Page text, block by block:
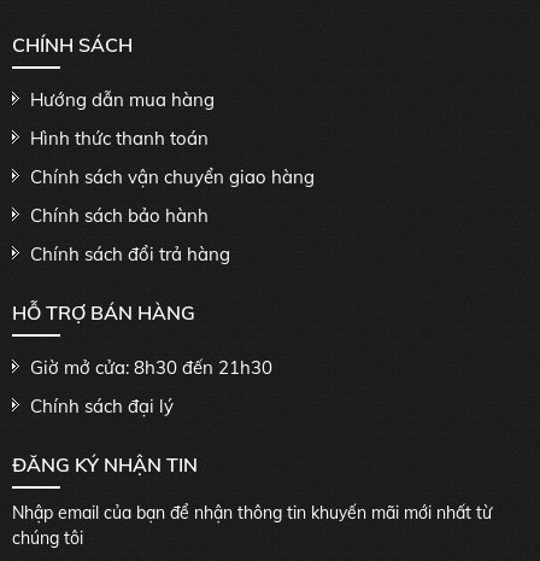
CHÍNH SÁCH
Hướng dẫn mua hàng
Hình thức thanh toán
Chính sách vận chuyển giao hàng
Chính sách bảo hành
Chính sách đổi trả hàng
HỖ TRỢ BÁN HÀNG
Giờ mở cửa: 8h30 đến 21h30
Chính sách đại lý
ĐĂNG KÝ NHẬN TIN
Nhập email của bạn để nhận thông tin khuyến mãi mới nhất từ
chúng tôi